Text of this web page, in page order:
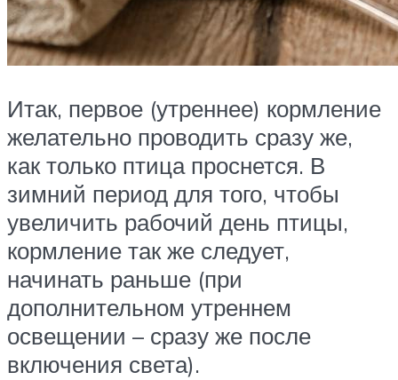
Итак, первое (утреннее) кормление
желательно проводить сразу же,
как только птица проснется. В
зимний период для того, чтобы
увеличить рабочий день птицы,
кормление так же следует,
начинать раньше (при
дополнительном утреннем
освещении – сразу же после
включения света).